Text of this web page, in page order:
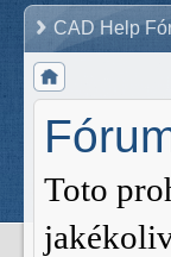
CAD Help
Toto